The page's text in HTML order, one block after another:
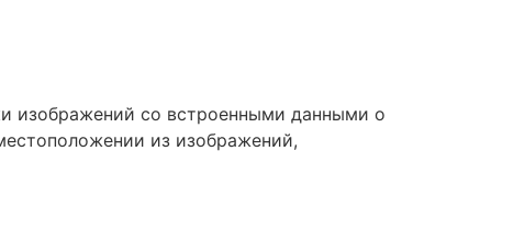
изображений со встроенными данными о
из изображений,